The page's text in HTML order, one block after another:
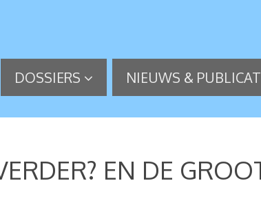
DOSSIERS NIEUWS &
EN DE